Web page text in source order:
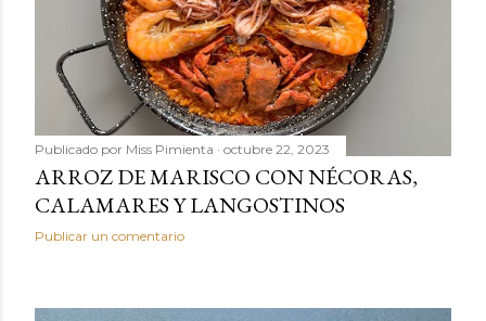
Publicado por Miss Pimienta octubre 22, 2023
ARROZ DE MARISCO CON NÉCORAS,
CALAMARES Y LANGOSTINOS
Publicar un comentario